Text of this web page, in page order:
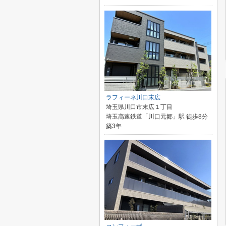
ラフィーネ川口末広
埼玉県川口市末広１丁目
埼玉高速鉄道「川口元郷」駅 徒歩8分
築3年